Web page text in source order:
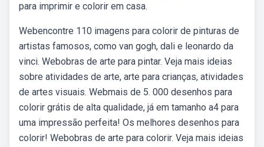
para imprimir e colorir em casa.
Webencontre 110 imagens para colorir de pinturas de
artistas famosos, como van gogh, dali e leonardo da
vinci. Webobras de arte para pintar. Veja mais ideias
sobre atividades de arte, arte para crianças, atividades
de artes visuais. Webmais de 5. 000 desenhos para
colorir grátis de alta qualidade, já em tamanho a4 para
uma impressão perfeita! Os melhores desenhos para
colorir! Webobras de arte para colorir. Veja mais ideias